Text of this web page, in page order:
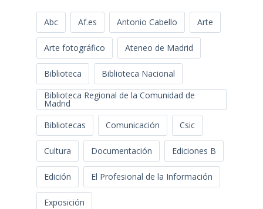
Abc Af.es Antonio Cabello Arte
Arte fotográfico Ateneo de Madrid
Biblioteca
Biblioteca Nacional
Biblioteca Regional de la Comunidad de
Madrid
Bibliotecas
Comunicación Csic
Cultura Documentación Ediciones B
Edición El Profesional de la Información
Exposición